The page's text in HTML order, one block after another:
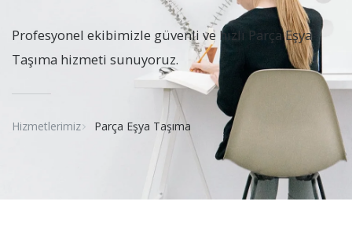
Profesyonel ekibimizle güvenli ve hızlı Parça Eşya
Taşıma hizmeti sunuyoruz.
Hizmetlerimiz Parça Eşya Taşıma